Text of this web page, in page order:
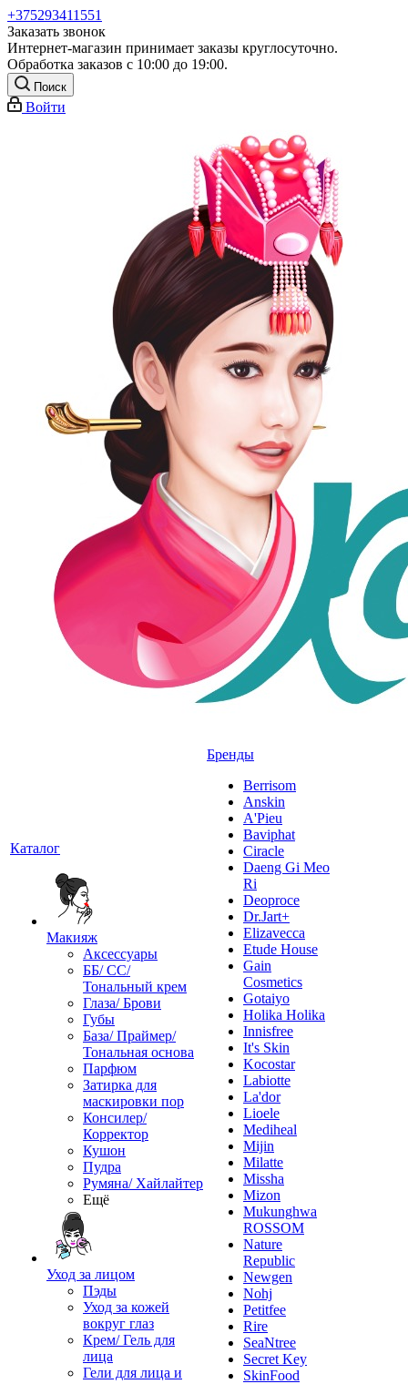
+375293411551
Заказать звонок
Интернет-магазин принимает заказы круглосуточно.
Обработка заказов с 10:00 до 19:00.
Поиск
Войти
Каталог
Макияж
Аксессуары
ББ/ СС/
Тональный крем
Глаза/ Брови
Губы
База/ Праймер/
Тональная основа
Парфюм
Затирка для
маскировки пор
Консилер/
Корректор
Кушон
Пудра
Румяна/ Хайлайтер
Ещё
Уход за лицом
Пэды
Уход за кожей
вокруг глаз
Крем/ Гель для
лица
Гели для лица и
Бренды
Berrisom
Anskin
A'Pieu
Baviphat
Ciracle
Daeng Gi Meo
Ri
Deoproce
Dr.Jart+
Elizavecca
Etude House
Gain
Cosmetics
Gotaiyo
Holika Holika
Innisfree
It's Skin
Kocostar
Labiotte
La'dor
Lioele
Mediheal
Mijin
Milatte
Missha
Mizon
Mukunghwa
ROSSOM
Nature
Republic
Newgen
Nohj
Petitfee
Rire
SeaNtree
Secret Key
SkinFood